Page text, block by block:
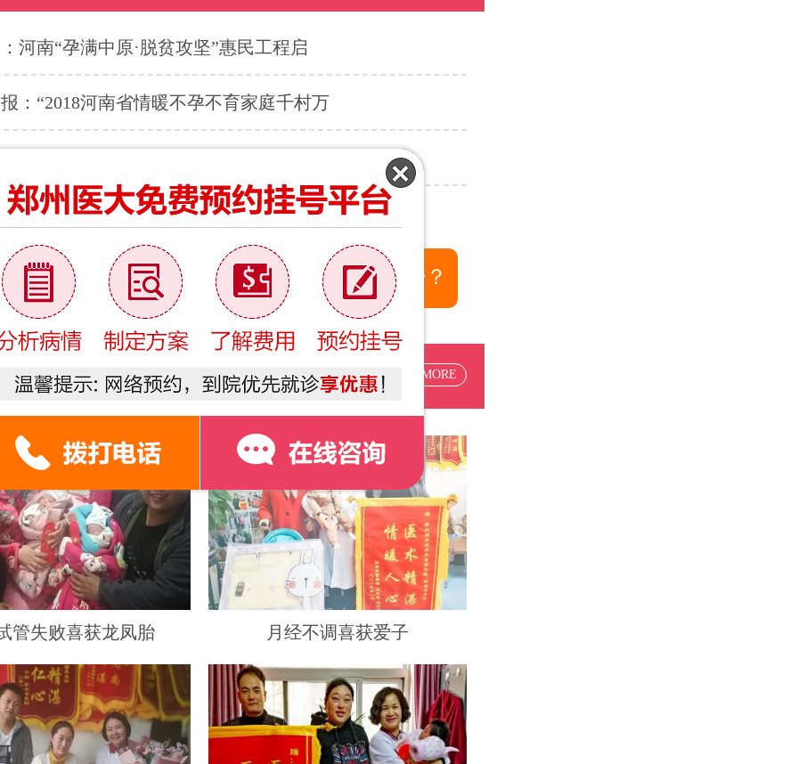
河南“孕满中原·脱贫攻坚”惠民工程启
：“2018河南省情暖不孕不育家庭千村万
郑州医大生殖医院继中国扶贫大会又获河南
对象惠及哪些人？ ￥ 援助金额是多少？
喜报 / Patients prosperity +MORE
管失败喜获龙凤胎 月经不调喜获爱子